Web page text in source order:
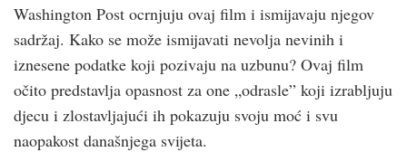
Washington Post ocrnjuju ovaj film i ismijavaju njegov
sadržaj. Kako se može ismijavati nevolja nevinih i
iznesene podatke koji pozivaju na uzbunu? Ovaj film
očito predstavlja opasnost za one „odrasle” koji izrabljuju
djecu i zlostavljajući ih pokazuju svoju moć i svu
naopakost današnjega svijeta.